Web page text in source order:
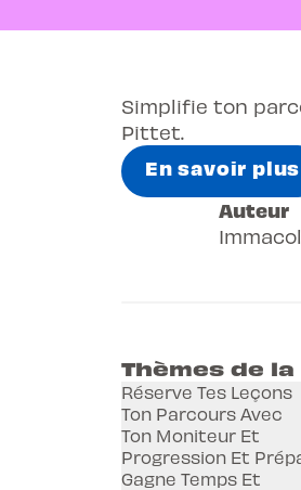
Simplifie ton
Pittet.
En savoir plus
Auteur
Thèmes de la
Réserve Tes Leçons
Ton Parcours Avec
Ton Moniteur Et
Progression Et
Gagne Temps Et